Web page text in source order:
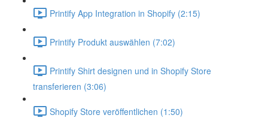
Printify App Integration in Shopify (2:15)
Printify Produkt auswählen (7:02)
Printify Shirt designen und in Shopify Store
transferieren (3:06)
Shopify Store veröffentlichen (1:50)